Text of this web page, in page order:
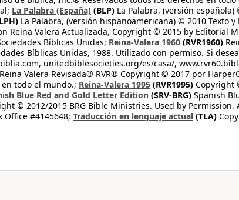
La Palabra (España) (BLP) La Palabra, (versión
La Palabra, (versión hispanoamericana) © 2010 Texto
Reina Valera Actualizada, Copyright © 2015 by Editorial
Bíblicas Unidas; Reina-Valera 1960 (RVR1960)
Bíblicas Unidas, 1988. Utilizado con permiso. Si
unitedbiblesocieties.org/es/casa/,
Valera Revisada® RVR® Copyright © 2017 por
todo el mundo.; Reina-Valera 1995 (RVR1995) Copyright
Blue Red and Gold Letter Edition (SRV-BRG) Spanish
© 2012/2015 BRG Bible Ministries. Used by
Office #4145648; Traducción en lenguaje actual (TLA)